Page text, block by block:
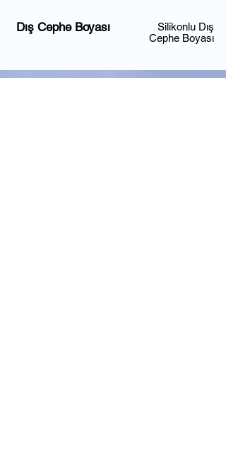
Dış Cephe Boyası
Silikonlu Dış
Cephe Boyası